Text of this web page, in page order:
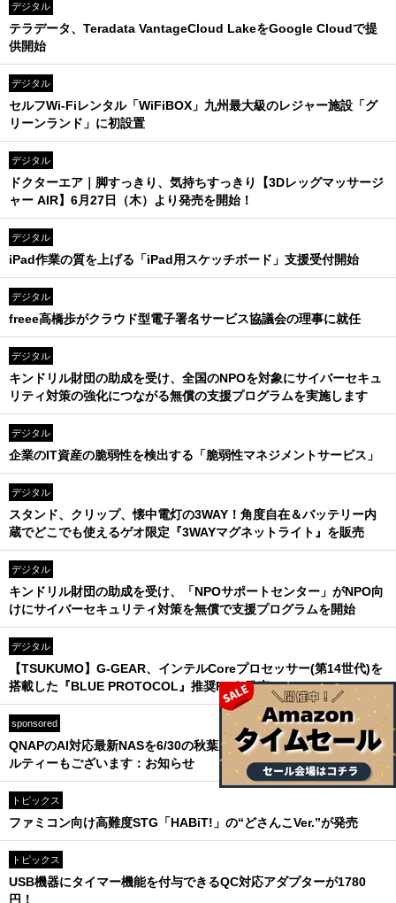
デジタル
テラデータ、Teradata VantageCloud LakeをGoogle Cloudで提
供開始
デジタル
セルフWi-Fiレンタル「WiFiBOX」九州最大級のレジャー施設「グ
リーンランド」に初設置
デジタル
ドクターエア｜脚すっきり、気持ちすっきり【3Dレッグマッサージ
ャー AIR】6月27日（木）より発売を開始！
デジタル
iPad作業の質を上げる「iPad用スケッチボード」支援受付開始
デジタル
freee高橋歩がクラウド型電子署名サービス協議会の理事に就任
デジタル
キンドリル財団の助成を受け、全国のNPOを対象にサイバーセキュ
リティ対策の強化につながる無償の支援プログラムを実施します
デジタル
企業のIT資産の脆弱性を検出する「脆弱性マネジメントサービス」
デジタル
スタンド、クリップ、懐中電灯の3WAY！角度自在＆バッテリー内
蔵でどこでも使えるゲオ限定『3WAYマグネットライト』を販売
デジタル
キンドリル財団の助成を受け、「NPOサポートセンター」がNPO向
けにサイバーセキュリティ対策を無償で支援プログラムを開始
デジタル
【TSUKUMO】G-GEAR、インテルCoreプロセッサー(第14世代)を
搭載した『BLUE PROTOCOL』推奨PCを発売
sponsored
QNAPのAI対応最新NASを6/30の秋葉原イベントでご覧あれ！ ノベ
ルティーもございます：お知らせ
トピックス
ファミコン向け高難度STG「HABiT!」の“どさんこVer.”が発売
トピックス
USB機器にタイマー機能を付与できるQC対応アダプターが1780
円！